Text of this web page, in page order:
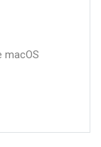
macOS